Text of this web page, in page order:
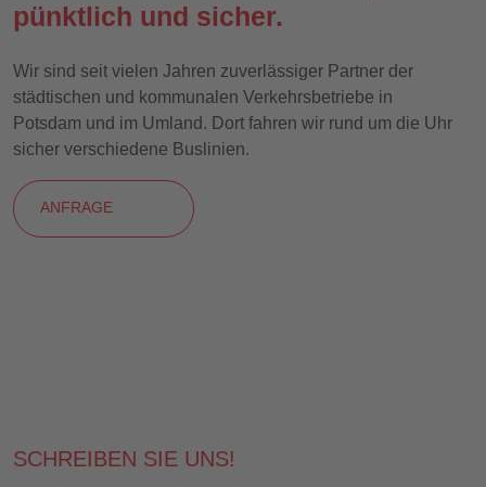
pünktlich und sicher.
Wir sind seit vielen Jahren zuverlässiger Partner der
städtischen und kommunalen Verkehrsbetriebe in
Potsdam und im Umland. Dort fahren wir rund um die Uhr
sicher verschiedene Buslinien.
ANFRAGE
SCHREIBEN SIE UNS!